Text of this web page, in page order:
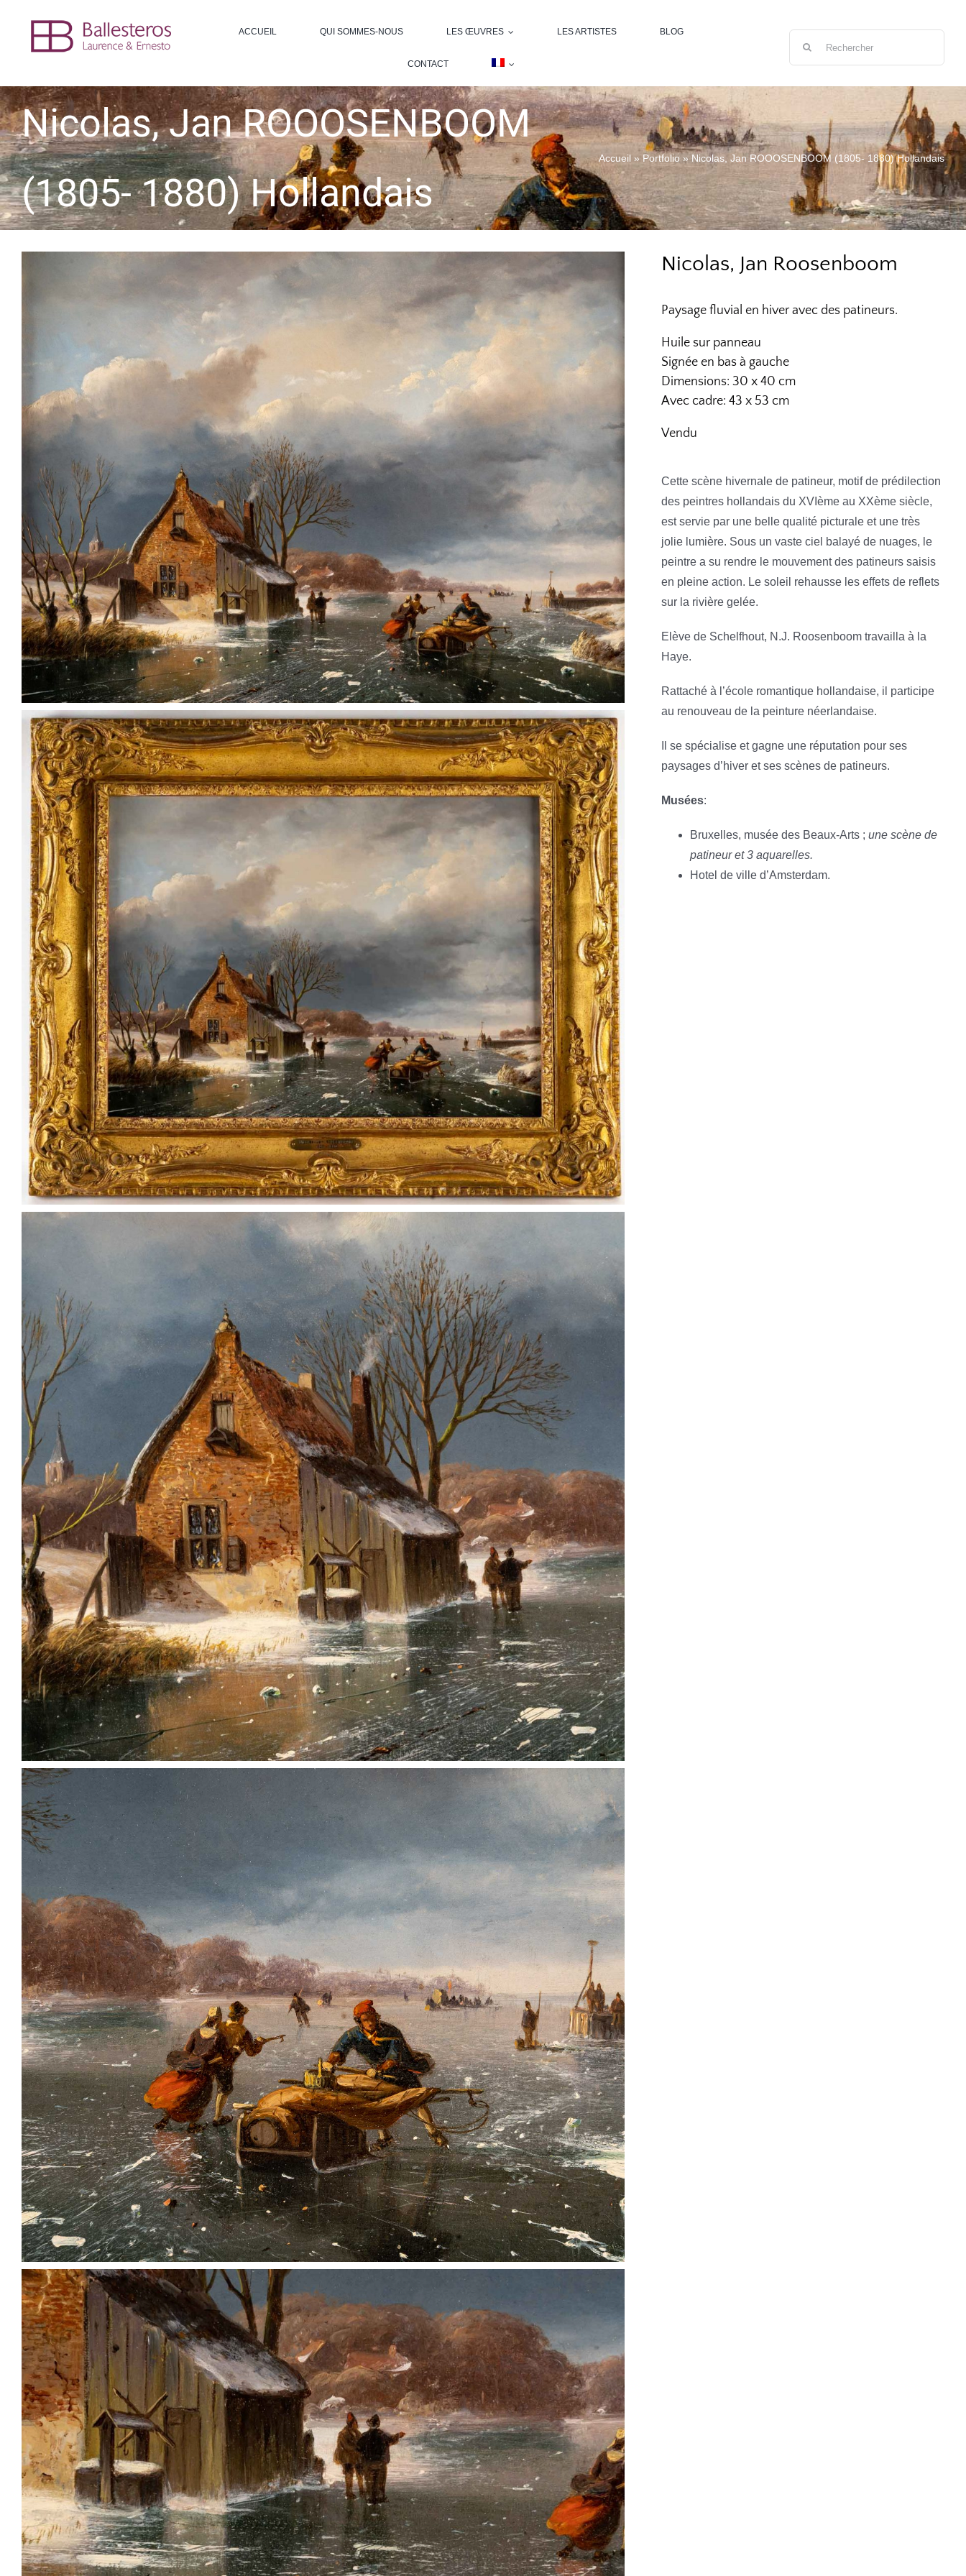
contenu
ACCUEIL QUI SOMMES-NOUS LES ŒUVRES LES ARTISTES BLOG
CONTACT
Nicolas, Jan ROOOSENBOOM
(1805- 1880) Hollandais
Accueil » Portfolio» Nicolas, Jan ROOOSENBOOM (1805- 1880) Hollandais
Nicolas, Jan Roosenboom
Paysage fluvial en hiver avec des patineurs.
Huile sur panneau
Signée en bas à gauche
Dimensions: 30 x 40 cm
Avec cadre: 43 x 53 cm
Vendu
Cette scène hivernale de patineur, motif de prédilection
des peintres hollandais du XVIème au XXème siècle,
est servie par une belle qualité picturale et une très
jolie lumière. Sous un vaste ciel balayé de nuages, le
peintre a su rendre le mouvement des patineurs saisis
en pleine action. Le soleil rehausse les effets de reflets
sur la rivière gelée.
Elève de Schelfhout, N.J. Roosenboom travailla à la
Haye.
Rattaché à l’école romantique hollandaise, il participe
au renouveau de la peinture néerlandaise.
Il se spécialise et gagne une réputation pour ses
paysages d’hiver et ses scènes de patineurs.
Musées:
Bruxelles, musée des Beaux-Arts ;une scène de
patineur et 3 aquarelles.
Hotel de ville d’Amsterdam.